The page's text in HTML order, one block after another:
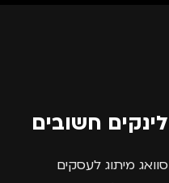
לינקים חשובים
סוואג מיתוג לעסקים